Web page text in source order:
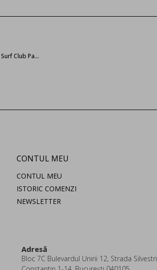
Pantaloni DSQUARED2, Surf Club Patch, Beige
CONTUL MEU
CONTUL MEU
ISTORIC COMENZI
NEWSLETTER
Adresă
Bloc 7C Bulevardul Unirii 12, Strada Silvestri